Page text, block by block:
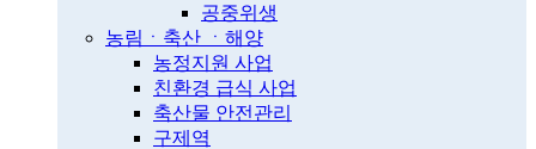
공중위생
농림ㆍ축산 ㆍ해양
농정지원 사업
친환경 급식 사업
축산물 안전관리
구제역